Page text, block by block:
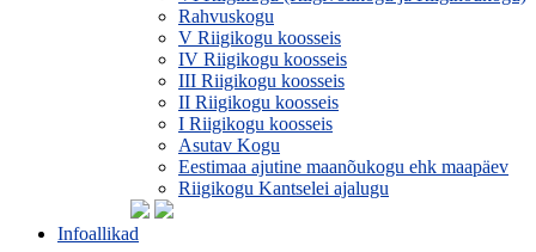
Rahvuskogu
V Riigikogu koosseis
IV Riigikogu koosseis
III Riigikogu koosseis
II Riigikogu koosseis
I Riigikogu koosseis
Asutav Kogu
Eestimaa ajutine maanõukogu ehk maapäev
Riigikogu Kantselei ajalugu
Infoallikad